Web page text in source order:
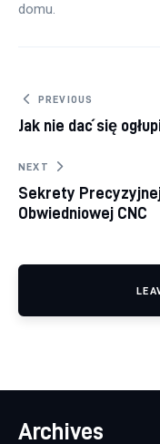
domu.
Nawigacja
PREVIOUS
Jak nie dać się
NEXT
Sekrety
Obwiedniowej CNC
Archives